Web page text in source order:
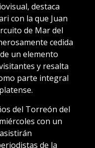
destaca
con la que Juan
de Mar del
cedida
un elemento
y resalta
parte integral
del Torreón del
con un
de la